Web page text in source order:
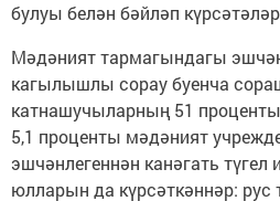
булуы белән бәйләп
Мәдәният тармагындагы
кагылышлы сорау буенча
катнашучыларның 51
5,1 проценты мәдәният
эшчәнлегеннән канәгать
юлларын да күрсәткәннәр: рус